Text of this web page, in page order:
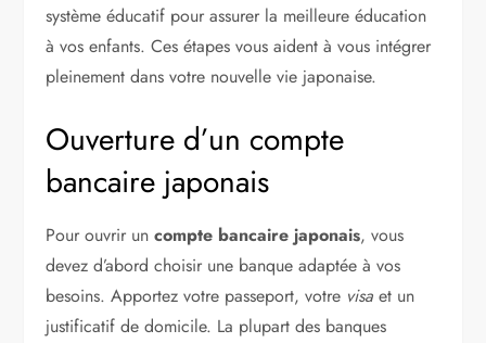
système éducatif pour assurer la meilleure éducation
à vos enfants. Ces étapes vous aident à vous intégrer
pleinement dans votre nouvelle vie japonaise.
Ouverture d’un compte
bancaire japonais
Pour ouvrir uncompte bancaire japonais, vous
devez d’abord choisir une banque adaptée à vos
besoins. Apportez votre passeport, votre visa et un
justificatif de domicile. La plupart des banques